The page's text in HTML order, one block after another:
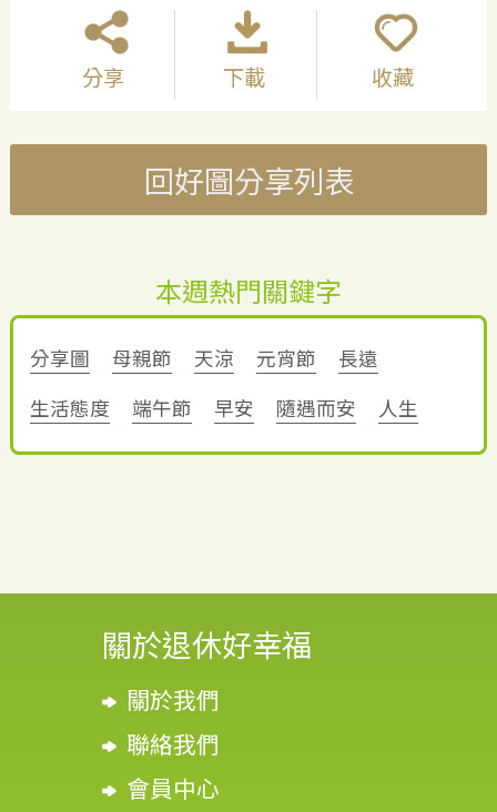
分享 下載 收藏
回好圖分享列表
本週熱門關鍵字
分享圖 母親節 天涼 元宵節
長遠
生活態度
端午節 早安 隨遇而安 人生
關於退休好幸福
關於我們
聯絡我們
會員中心